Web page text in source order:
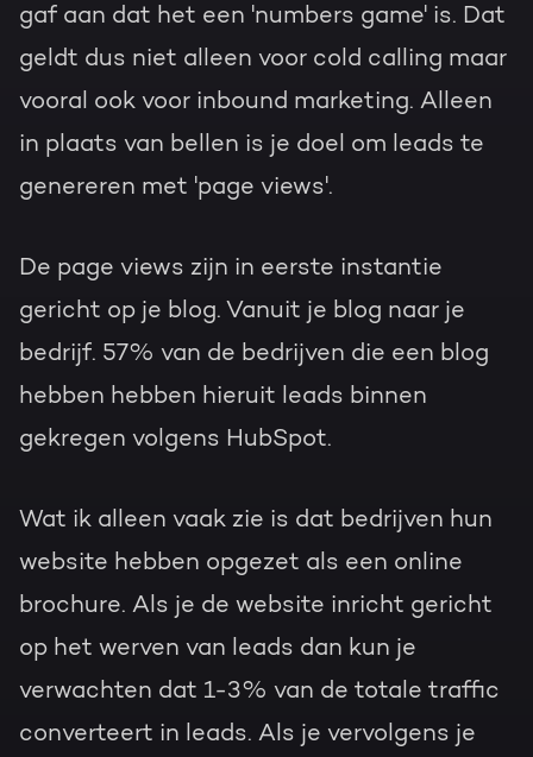
gaf aan dat het een 'numbers game' is. Dat
geldt dus niet alleen voor cold calling maar
vooral ook voor inbound marketing. Alleen
in plaats van bellen is je doel om leads te
genereren met 'page views'.
De page views zijn in eerste instantie
gericht op je blog. Vanuit je blog naar je
bedrijf. 57% van de bedrijven die een blog
hebben hebben hieruit leads binnen
gekregen volgens HubSpot.
Wat ik alleen vaak zie is dat bedrijven hun
website hebben opgezet als een online
brochure. Als je de website inricht gericht
op het werven van leads dan kun je
verwachten dat 1-3% van de totale traffic
converteert in leads. Als je vervolgens je